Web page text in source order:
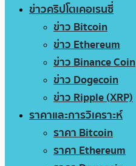
ข่าวคริปโตเคอเรนซี่
ข่าว Bitcoin
ข่าว Ethereum
ข่าว Binance Coin
ข่าว Dogecoin
ข่าว Ripple (XRP)
ราคาและการวิเคราะห์
ราคา Bitcoin
ราคา Ethereum